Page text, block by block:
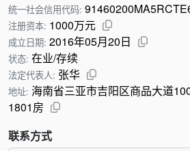
统一社会信用代码:
注册资本: 1000万元
成立日期: 2016年05月20日
状态: 在业/存续
法定代表人: 张华
地址: 海南省三亚市吉阳区商品大道
1801房
联系方式